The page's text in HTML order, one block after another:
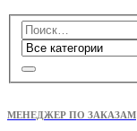
МЕНЕДЖЕР ПО ЗАКАЗАМ